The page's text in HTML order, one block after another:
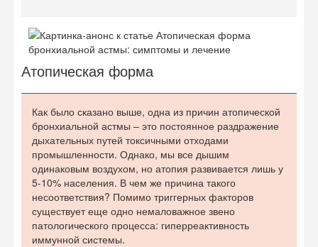
Атопическая форма
Как было сказано выше, одна из причин атопической
бронхиальной астмы – это постоянное раздражение
дыхательных путей токсичными отходами
промышленности. Однако, мы все дышим
одинаковым воздухом, но атопия развивается лишь у
5-10% населения. В чем же причина такого
несоответствия? Помимо триггерных факторов
существует еще одно немаловажное звено
патологического процесса: гиперреактивность
иммунной системы.